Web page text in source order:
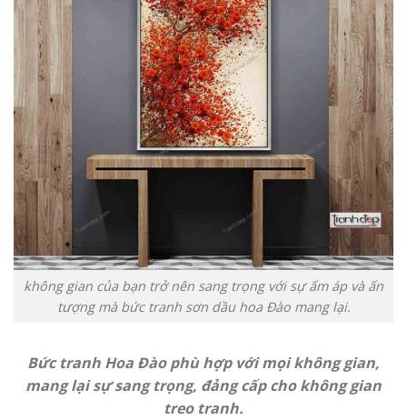
không gian của bạn trở nên sang trọng với sự ấm áp và ấn
tượng mà bức tranh sơn dầu hoa Đào mang lại.
Bức tranh Hoa Đào phù hợp với mọi không gian,
mang lại sự sang trọng, đảng cấp cho không gian
treo tranh.